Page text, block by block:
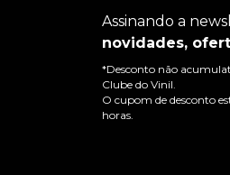
Assinando a
novidades,
*Desconto não
Clube do Vinil.
O cupom de desconto
horas.